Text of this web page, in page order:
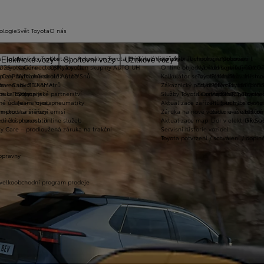
Elektrické vozy Sportovní vozy
Užitkové vozyVybrat vhodné financování
Vybrat vhodné
Toyota Kredit
Toyota Easy
Leasing KINTO One
zimních kol
na rok ZDARMA
Extracare
pro starší vozy
pneumatik
Care – prodloužená záruka na trakční
program prodeje
Zákaznická zóna
Online objednání do servisu
Kalkulátor servisních úkonů
Zákaznický portál Moje Toyota
Služby Toyota Connected/MyToyota
Aktualizace zařízení Touch 2 s
Záruka na nové vozidlo a asistenční
Aktualizace map
Servisní historie vozidel
Toyota potvrzení / schválení /
T-mate
Toyota Connected/MyToyota
CarPlay™ a Android Auto™
e-Call
u Toyoty
údaje – emise, pneumatiky
metodika měření emisí
dosutpnosti online služeb
Technologie pohonu
Let's go beyond
Elektrifikované
Plně hybridní pohon
Vodíkový palivový
Plug-in hybrid
Bateriové
Lídr v
Svět Toyota
Novinky Toyota
Kariéra
Výtvarná soutěž Auto Snů
Lovci Kilometrů
Olympijské partnerství
Team Toyota
Toyota
GR
O nás
Kontakt - Autosalon Toyota Brno - ul. Vídeňská
C&K, a.s. člen skupiny AUTO UH